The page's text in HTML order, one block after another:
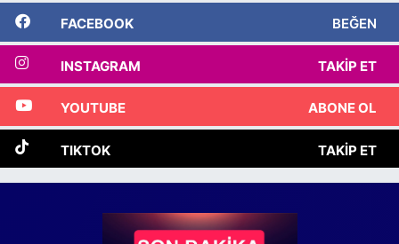
FACEBOOK BEĞEN
INSTAGRAM TAKIP ET
YOUTUBE ABONE OL
TIKTOK TAKIP ET